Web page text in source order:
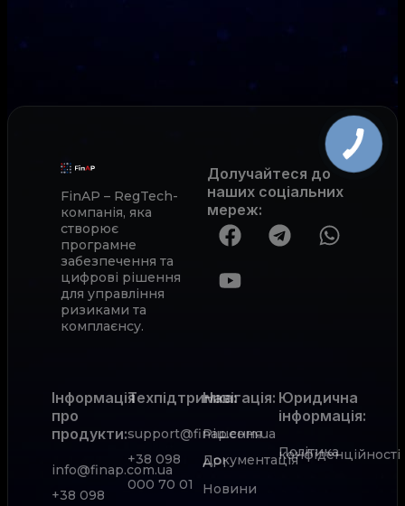
FinAP – RegTech-
компанія, яка
створює
програмне
забезпечення та
цифрові рішення
для управління
ризиками та
комплаєнсу.
Долучайтеся до
наших соціальних
мереж:
Інформація
про
продукти:
info@finap.com.ua
+38 098
Техпідтримка:
support@finap.com.ua
+38 098
000 70 01
Рішення
Документація
АРІ
Новини
Навігація: Юридична
інформація:
Політика
конфіденційності